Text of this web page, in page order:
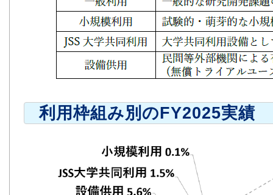
利用枠組み別のFY2025実績